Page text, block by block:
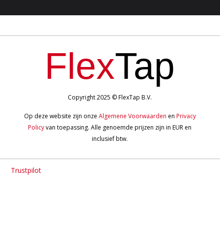
FlexTap
Copyright 2025 © FlexTap B.V.
Op deze website zijn onze Algemene Voorwaarden en Privacy
Policyvan toepassing. Alle genoemde prijzen zijn in EUR en
inclusief btw.
Trustpilot